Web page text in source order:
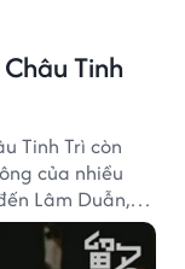
Tinh
Tinh Trì còn
của nhiều
Lâm Duẫn,
mới trong sự